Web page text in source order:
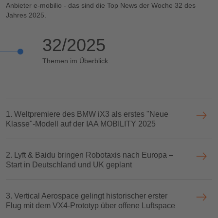
Anbieter e‑mobilio - das sind die Top News der Woche 32 des
Jahres 2025.
32/2025
Themen im Überblick
1. Weltpremiere des BMW iX3 als erstes "Neue
Klasse"-Modell auf der IAA MOBILITY 2025
2. Lyft & Baidu bringen Robotaxis nach Europa –
Start in Deutschland und UK geplant
3. Vertical Aerospace gelingt historischer erster
Flug mit dem VX4‑Prototyp über offene Luftspace